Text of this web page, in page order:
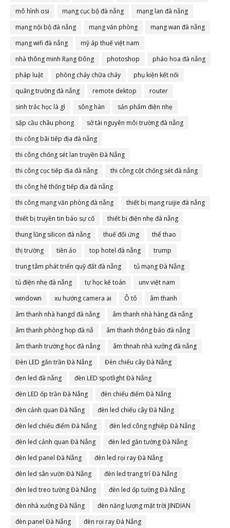
mô hình osi
mạng cục bộ đà nẵng
mạng lan đà nẵng
mạng nội bộ đà nẵng
mạng văn phòng
mạng wan đà nẵng
mạng wifi đà nẵng
mỹ áp thuế việt nam
nhà thông minh Rạng Đông
photoshop
pháo hoa đà nẵng
pháp luật
phòng cháy chữa cháy
phụ kiện kết nối
quãng trường đà nẵng
remote dektop
router
sinh trắc học là gì
sông hàn
sản phẩm điện nhẹ
sập cầu châu phong
sở tài nguyên môi trường đà nẵng
thi công bãi tiếp địa đà nẵng
thi công chống sét lan truyền Đà Nẵng
thi công cọc tiếp địa đà nẵng
thi công cột chống sét đà nẵng
thi công hệ thống tiếp địa đà nẵng
thi công mạng văn phòng đà nẵng
thiết bị mạng ruijie đà nẵng
thiết bị truyền tin báo sự cố
thiết bị điện nhẹ đà nẵng
thung lũng silicon đà nẵng
thuế đối ứng
thể thao
thị trường
tiền ảo top hotel đà nẵng
trump
trung tâm phát triển quỹ đất đà nẵng
tủ mạng Đà Nẵng
tủ điện nhẹ đà nẵng
tự học kế toán
unv việt nam
windown
xu hướng camera ai Ô tô
âm thanh
âm thanh nhà hangd đà nẵng
âm thanh nhà hàng đà nẵng
âm thanh phòng họp đà nẵ
âm thanh thông báo đà nẵng
âm thanh trường học đà nẵng
âm thnah nhà xưởng đà nẵng
Đèn LED gắn trần Đà Nẵng
Đèn chiếu cây Đà Nẵng
đen led đà nẵng
đèn LED spotlight Đà Nẵng
đèn LED ốp trần Đà Nẵng
đèn chiếu điểm Đà Nẵng
đèn cảnh quan Đà Nẵng
đèn led chiếu cây Đà Nẵng
đèn led chiếu điểm Đà Nẵng
đèn led công nghiệp Đà Nẵng
đèn led cảnh quan Đà Nẵng
đèn led gắn tường Đà Nẵng
đèn led panel Đà Nẵng
đèn led rọi ray Đà Nẵng
đèn led sân vườn Đà Nẵng
đèn led trang trí Đà Nẵng
đèn led treo tường Đà Nẵng
đèn led ốp tường Đà Nẵng
đèn nhà xưởng Đà Nẵng
đèn năng lượng mặt trời JINDIAN
đèn panel Đà Nẵng
đèn rọi ray Đà Nẵng